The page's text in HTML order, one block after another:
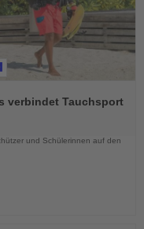
verbindet Tauchsport
und Schülerinnen auf den